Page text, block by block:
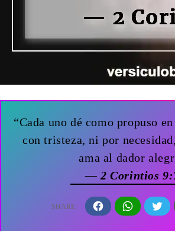
“Cada uno dé como propuso
con tristeza, ni por
ama al dador
— 2 Corintios